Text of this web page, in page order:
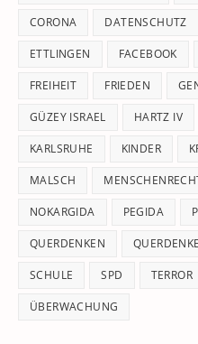
CORONA DATENSCHUTZ
ETTLINGEN FACEBOOK
FREIHEIT FRIEDEN
GÜZEY ISRAEL HARTZ IV
KARLSRUHE KINDER
MALSCH
NOKARGIDA PEGIDA
QUERDENKEN
SCHULE SPD TERROR
ÜBERWACHUNG